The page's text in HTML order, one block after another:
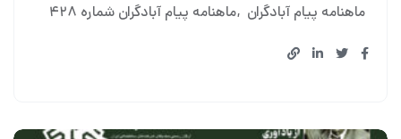
ماهنامه پیام آبادگران ماهنامه پیام آبادگران شماره ۴۲۸